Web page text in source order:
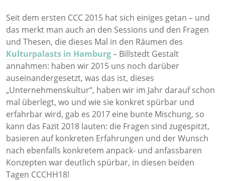
Seit dem ersten CCC 2015 hat sich einiges getan – und
das merkt man auch an den Sessions und den Fragen
und Thesen, die dieses Mal in den Räumen des
Kulturpalasts in Hamburg– Billstedt Gestalt
annahmen: haben wir 2015 uns noch darüber
auseinandergesetzt, was das ist, dieses
„Unternehmenskultur“, haben wir im Jahr darauf schon
mal überlegt, wo und wie sie konkret spürbar und
erfahrbar wird, gab es 2017 eine bunte Mischung, so
kann das Fazit 2018 lauten: die Fragen sind zugespitzt,
basieren auf konkreten Erfahrungen und der Wunsch
nach ebenfalls konkretem anpack- und anfassbaren
Konzepten war deutlich spürbar, in diesen beiden
Tagen CCCHH18!